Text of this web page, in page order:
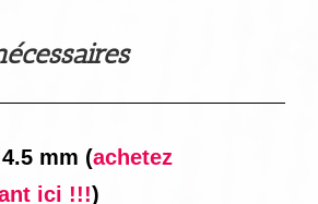
mm (achetez
ici !!!)